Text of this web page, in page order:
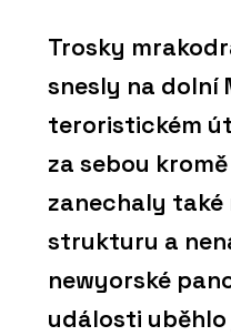
Trosky
snesly na dolní
teroristickém
za sebou
zanechaly
strukturu a
newyorské
události uběhlo